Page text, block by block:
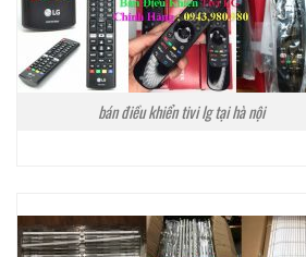
bán điều khiển tivi lg tại hà nội